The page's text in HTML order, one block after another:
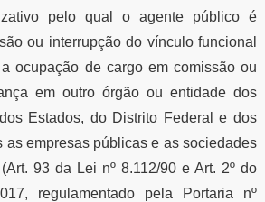
pelo qual o agente público é
ou interrupção do vínculo funcional
ocupação de cargo em comissão ou
em outro órgão ou entidade dos
Estados, do Distrito Federal e dos
as empresas públicas e as sociedades
93 da Lei nº 8.112/90 e Art. 2º do
regulamentado pela Portaria nº